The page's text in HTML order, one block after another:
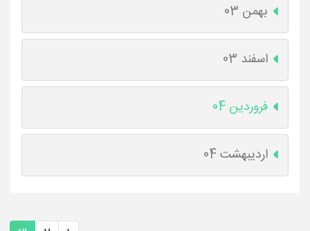
بهمن 03
اسفند 03
فروردین 04
اردیبهشت 04